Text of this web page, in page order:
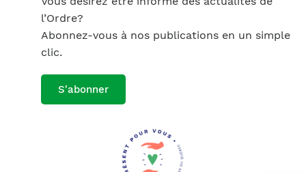
l’Ordre?
Abonnez-vous à nos publications en un simple
clic.
S'abonner